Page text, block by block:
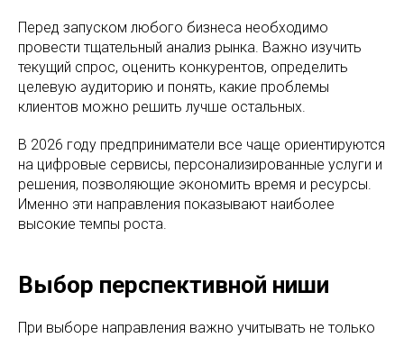
Перед запуском любого бизнеса необходимо
провести тщательный анализ рынка. Важно изучить
текущий спрос, оценить конкурентов, определить
целевую аудиторию и понять, какие проблемы
клиентов можно решить лучше остальных.
В 2026 году предприниматели все чаще ориентируются
на цифровые сервисы, персонализированные услуги и
решения, позволяющие экономить время и ресурсы.
Именно эти направления показывают наиболее
высокие темпы роста.
Выбор перспективной ниши
При выборе направления важно учитывать не только